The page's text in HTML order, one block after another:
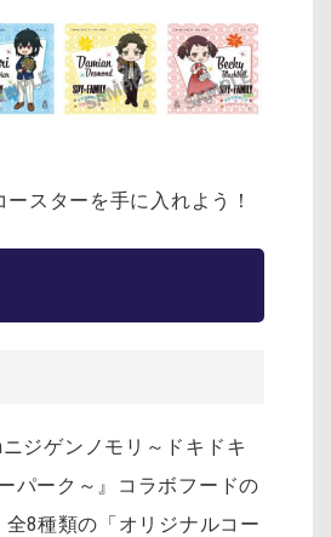
スターを手に入れよう！
ニジゲンノモリ～ドキドキ
パーク～』コラボフードの
8種類の「オリジナルコー